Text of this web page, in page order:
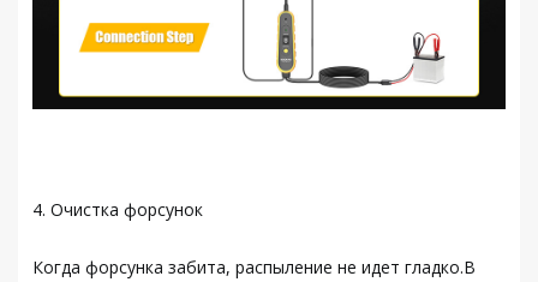
4. Очистка форсунок
Когда форсунка забита, распыление не идет гладко.В